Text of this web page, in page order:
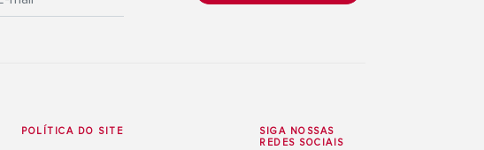
POLÍTICA DO SITE
SIGA NOSSAS
REDES SOCIAIS